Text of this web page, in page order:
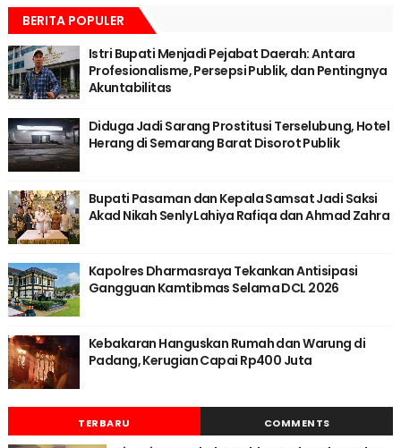
BERITA POPULER
Istri Bupati Menjadi Pejabat Daerah: Antara
Profesionalisme, Persepsi Publik, dan Pentingnya
Akuntabilitas
Diduga Jadi Sarang Prostitusi Terselubung, Hotel
Herang di Semarang Barat Disorot Publik
Bupati Pasaman dan Kepala Samsat Jadi Saksi
Akad Nikah Senly Lahiya Rafiqa dan Ahmad Zahra
Kapolres Dharmasraya Tekankan Antisipasi
Gangguan Kamtibmas Selama DCL 2026
Kebakaran Hanguskan Rumah dan Warung di
Padang, Kerugian Capai Rp400 Juta
TERBARU COMMENTS